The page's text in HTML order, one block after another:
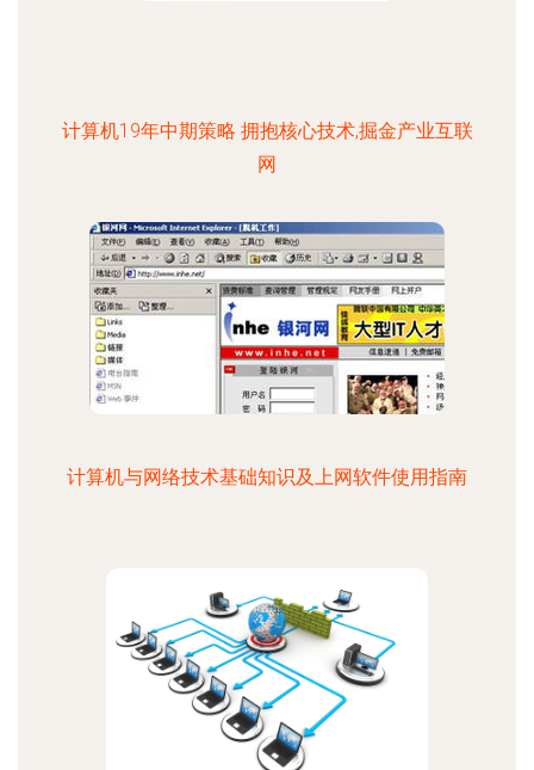
计算机19年中期策略 拥抱核心技术,掘金产业互联
网
计算机与网络技术基础知识及上网软件使用指南